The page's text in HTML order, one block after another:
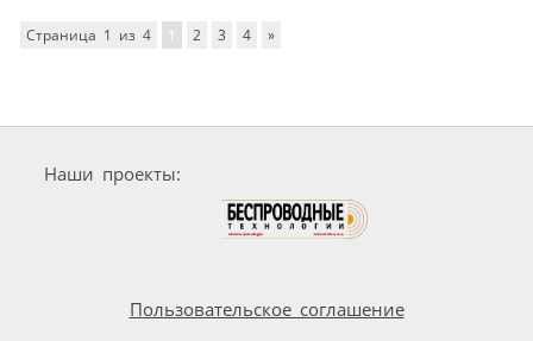
Страница 1 из 4 1 2 3 4 »
Наши проекты:
Пользовательское соглашение